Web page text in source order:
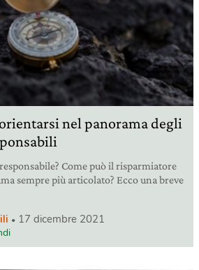
nel panorama degli
Come può il risparmiatore
sempre più articolato? Ecco una breve
17 dicembre 2021